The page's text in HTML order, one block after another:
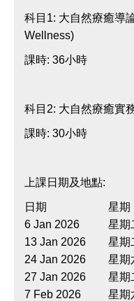
科目1: 大自然療癒導
Wellness)
課時: 36小時
科目2: 大自然療癒實
課時: 30小時
上課日期及地點:
日期 星期
6 Jan 2026
星期
13 Jan 2026
星期
24 Jan 2026
星期
27 Jan 2026
星期
7 Feb 2026
星期